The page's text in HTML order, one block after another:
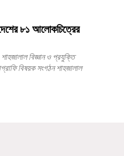
৮১ আলোকচিত্রের
বিষয়ক সংগঠন শাহজালাল